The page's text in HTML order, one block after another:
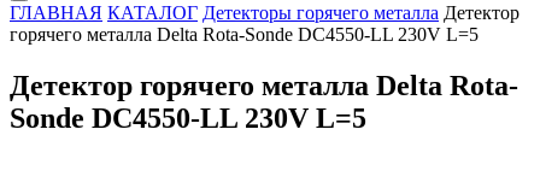
ГЛАВНАЯ КАТАЛОГ Детекторы горячего металла Детектор
горячего металла Delta Rota-Sonde DC4550-LL 230V L=5
Детектор горячего металла Delta Rota-
Sonde DC4550-LL 230V L=5